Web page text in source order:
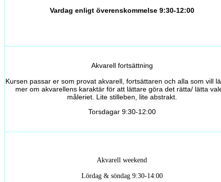
Vardag enligt överenskommelse 9:30-12:00
Akvarell fortsättning
Kursen passar er som provat akvarell, fortsättaren och alla som vill
mer om akvarellens karaktär för att lättare göra det rätta/ lätta
måleriet. Lite stilleben, lite abstrakt.
Torsdagar 9:30-12:00
Akvarell weekend
Lördag & söndag 9:30-14:00